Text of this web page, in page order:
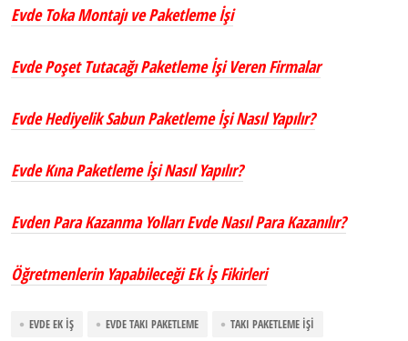
Evde Toka Montajı ve Paketleme İşi
Evde Poşet Tutacağı Paketleme İşi Veren Firmalar
Evde Hediyelik Sabun Paketleme İşi Nasıl Yapılır?
Evde Kına Paketleme İşi Nasıl Yapılır?
Evden Para Kazanma Yolları Evde Nasıl Para Kazanılır?
Öğretmenlerin Yapabileceği Ek İş Fikirleri
EVDE EK İŞ EVDE TAKI PAKETLEME TAKI PAKETLEME İŞI